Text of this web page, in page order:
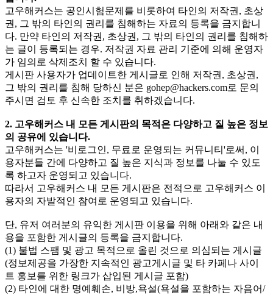
고우해커스는 공인시험문제를 비롯하여 타인의 저작권, 초상
권, 그 밖의 타인의 권리를 침해하는 자료의 등록을 금지합니
다. 만약 타인의 저작권, 초상권, 그 밖의 타인의 권리를 침해하
는 글이 등록되는 경우. 저작권 자료 관리 기준에 의해 운영자
가 임의로 삭제조치 할 수 있습니다.
게시판 사용자가 업데이트한 게시글로 인해 저작권, 초상권,
그 밖의 권리를 침해 당하신 분은 gohep@hackers.com로 문의
주시면 검토 후 신속한 조치를 취하겠습니다.
2. 고우해커스 내 모든 게시판의 목적은 다양하고 질 높은 정보
의 공유에 있습니다.
고우해커스는 '비로그인, 무료로 운영되는 커뮤니티'로써, 이
용자분들 간에 다양하고 질 높은 지식과 정보를 나눌 수 있도
록 하고자 운영되고 있습니다.
따라서 고우해커스 내 모든 게시판은 전적으로 고우해커스 이
용자의 자발적인 참여로 운영되고 있습니다.
단, 유저 여러분의 유익한 게시판 이용을 위해 아래와 같은 내
용을 포함한 게시글의 등록을 금지합니다.
(1) 불법 스팸 및 광고 목적으로 올린 것으로 의심되는 게시글
(정보제공을 가장한 지속적인 광고게시글 및 타 카페나 사이
트 홍보를 위한 링크가 삽입된 게시글 포함)
(2) 타인에 대한 명예훼손, 비방,욕설(욕설을 포함하는 자음어/